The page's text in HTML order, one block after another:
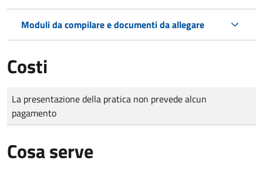
Moduli da compilare e documenti da allegare
Costi
Tipo di pagamento
Importo
La presentazione della pratica non prevede alcun
pagamento
Cosa serve